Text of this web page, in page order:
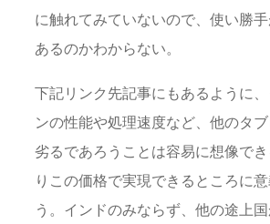
に触れてみていないので、使い勝
あるのかわからない。
下記リンク先記事にもあるように
ンの性能や処理速度など、他のタブ
劣るであろうことは容易に想像で
りこの価格で実現できるところに
う。インドのみならず、他の途上